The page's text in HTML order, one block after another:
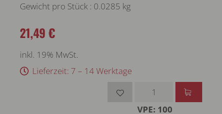
Gewicht pro Stück : 0.0285 kg
21,49 €
inkl. 19% MwSt.
Lieferzeit: 7 – 14 Werktage
VPE: 100